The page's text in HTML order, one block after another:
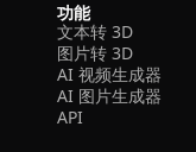
功能
文本转 3D
图片转 3D
AI 视频生成器
AI 图片生成器
API